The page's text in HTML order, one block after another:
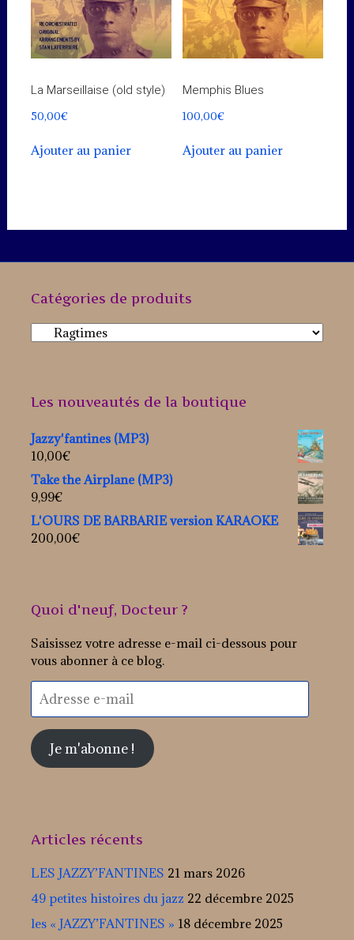
La Marseillaise (old style)
50,00€
Ajouter au panier
Memphis Blues
100,00€
Ajouter au panier
Catégories de produits
Les nouveautés de la boutique
Jazzy'fantines (MP3)
10,00€
Take the Airplane (MP3)
9,99€
L'OURS DE BARBARIE version KARAOKE
200,00€
Quoi d'neuf, Docteur ?
Saisissez votre adresse e-mail ci-dessous pour
vous abonner à ce blog.
Adresse
e-
Je m'abonne !
Articles récents
LES JAZZY’FANTINES 21 mars 2026
49 petites histoires du jazz 22 décembre 2025
les « JAZZY’FANTINES » 18 décembre 2025